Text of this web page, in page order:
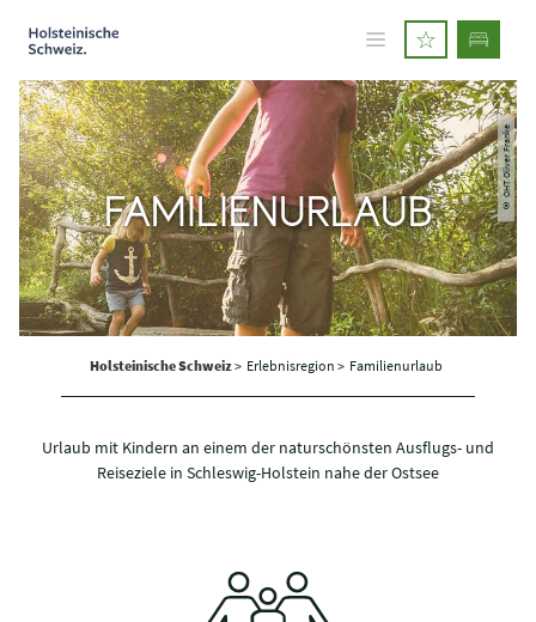
© OHT Oliver Franke
FAMILIENURLAUB
Holsteinische Schweiz> Erlebnisregion > Familienurlaub
Urlaub mit Kindern an einem der naturschönsten Ausflugs- und
Reiseziele in Schleswig-Holstein nahe der Ostsee